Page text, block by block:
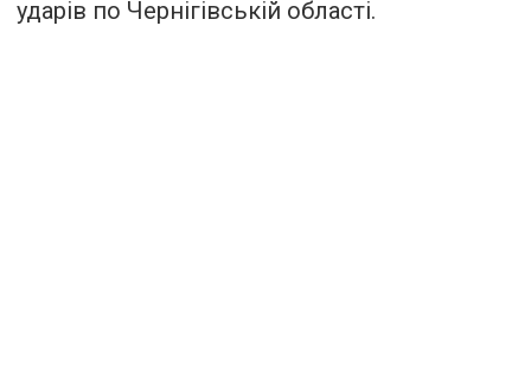
ударів по Чернігівській області.